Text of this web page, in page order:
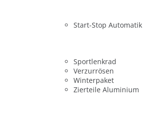
Start-Stop Automatik
Sportlenkrad
Verzurrösen
Winterpaket
Zierteile Aluminium